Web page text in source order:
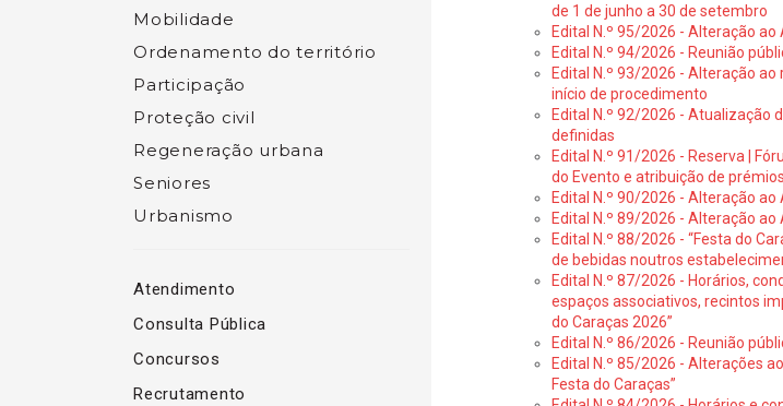
Mobilidade
Ordenamento do território
Participação
Proteção civil
Regeneração urbana
Seniores
Urbanismo
Atendimento
Consulta Pública
Concursos
Recrutamento
de 1 de junho a 30 de setembro
Edital N.º 95/2026 - Alteração
Edital N.º 94/2026 - Reunião
Edital N.º 93/2026 - Alteração
início de procedimento
Edital N.º 92/2026 - Atualização
definidas
Edital N.º 91/2026 - Reserva |
do Evento e atribuição de
Edital N.º 90/2026 - Alteração
Edital N.º 89/2026 - Alteração
Edital N.º 88/2026 - “Festa do
de bebidas noutros
Edital N.º 87/2026 - Horários,
espaços associativos, recintos
do Caraças 2026”
Edital N.º 86/2026 - Reunião
Edital N.º 85/2026 - Alterações
Festa do Caraças”